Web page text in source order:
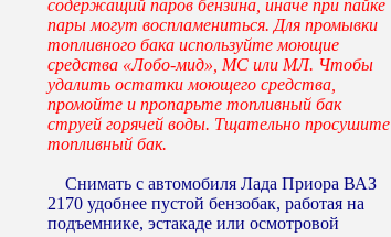
содержащий паров бензина, иначе при пайке
пары могут воспламениться. Для промывки
топливного бака используйте моющие
средства «Лобо-мид», МС или МЛ. Чтобы
удалить остатки моющего средства,
промойте и пропарьте топливный бак
струей горячей воды. Тщательно просушите
топливный бак.
Снимать с автомобиля Лада Приора ВАЗ
2170 удобнее пустой бензобак, работая на
подъемнике, эстакаде или осмотровой